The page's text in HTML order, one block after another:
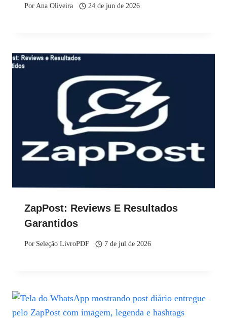
PorAna Oliveira 24 de jun de 2026
ZapPost: Reviews E Resultados
Garantidos
Por Seleção LivroPDF 7 de jul de 2026